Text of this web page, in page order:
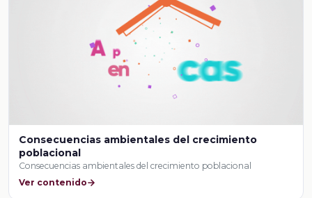
Consecuencias ambientales del crecimiento
poblacional
Consecuencias ambientales del crecimiento poblacional
Ver contenido